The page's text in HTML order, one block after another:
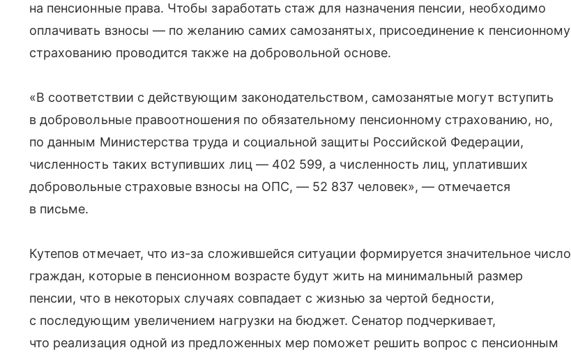
на пенсионные права. Чтобы заработать стаж для назначения пенсии, необходимо
оплачивать взносы — по желанию самих самозанятых, присоединение к пенсионному
страхованию проводится также на добровольной основе.
«В соответствии с действующим законодательством, самозанятые могут вступить
в добровольные правоотношения по обязательному пенсионному страхованию, но,
по данным Министерства труда и социальной защиты Российской Федерации,
численность таких вступивших лиц — 402 599, а численность лиц, уплативших
добровольные страховые взносы на ОПС, — 52 837 человек», — отмечается
в письме.
Кутепов отмечает, что из-за сложившейся ситуации формируется значительное число
граждан, которые в пенсионном возрасте будут жить на минимальный размер
пенсии, что в некоторых случаях совпадает с жизнью за чертой бедности,
с последующим увеличением нагрузки на бюджет. Сенатор подчеркивает,
что реализация одной из предложенных мер поможет решить вопрос с пенсионным